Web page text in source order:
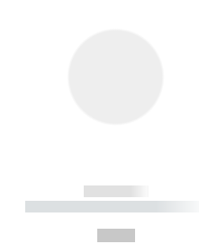
------------
----------- ----------- ----------